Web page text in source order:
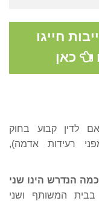
חייגו
כאן
לדין קבוע בחוק
רעידות אדמה),
הסכמה הנדרש הינו שני
בבית המשותף ושני